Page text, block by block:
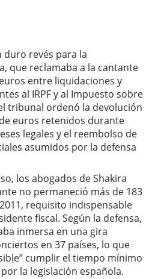
duro revés para la
que reclamaba a la cantante
entre liquidaciones y
al IRPF y al Impuesto sobre
tribunal ordenó la devolución
euros retenidos durante
legales y el reembolso de
asumidos por la defensa
los abogados de Shakira
no permaneció más de 183
requisito indispensable
fiscal. Según la defensa,
inmersa en una gira
en 37 países, lo que
cumplir el tiempo mínimo
la legislación española.